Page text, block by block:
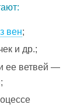
вен;
и др.;
ее ветвей —